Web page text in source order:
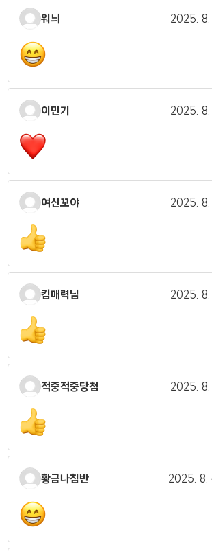
워늬 2025.
이민기 2025.
여신꼬야 2025.
킴매력님 2025.
적중적중당첨 2025.
황금나침반 2025. 8.